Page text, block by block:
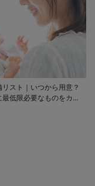
リスト｜いつから用意？
最低限必要なものをカテ